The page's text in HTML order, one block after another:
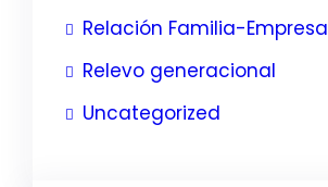
Relación Familia-Empresa
Relevo generacional
Uncategorized